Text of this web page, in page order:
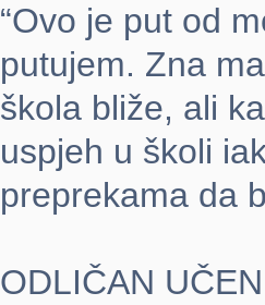
“Ovo je put od
putujem. Zna
škola bliže, ali
uspjeh u školi
preprekama da
ODLIČAN